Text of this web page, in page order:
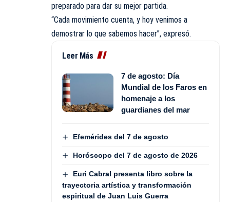
preparado para dar su mejor partida.
“Cada movimiento cuenta, y hoy venimos a
demostrar lo que sabemos hacer”, expresó.
Leer Más
7 de agosto: Día
Mundial de los Faros en
homenaje a los
guardianes del mar
Efemérides del 7 de agosto
Horóscopo del 7 de agosto de 2026
Euri Cabral presenta libro sobre la
trayectoria artística y transformación
espiritual de Juan Luis Guerra